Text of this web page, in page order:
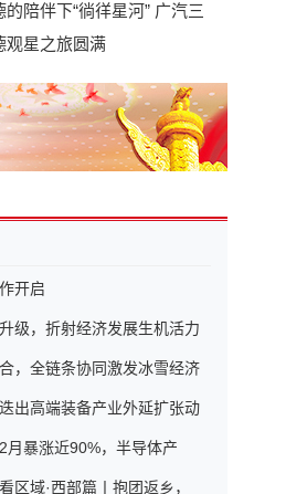
的陪伴下“徜徉星河” 广汽三
观星之旅圆满
开启
级，折射经济发展生机活力
，全链条协同激发冰雪经济
出高端装备产业外延扩张动
月暴涨近90%，半导体产
区域·西部篇丨抱团返乡，